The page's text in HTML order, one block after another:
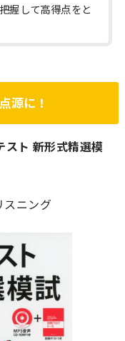
握して高得点をと
源に！
スト 新形式精選模
スニング